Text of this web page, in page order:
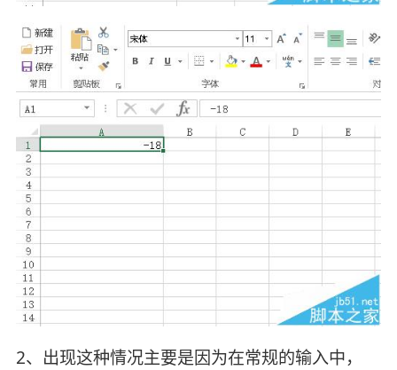
2、出现这种情况主要是因为在常规的输入中，